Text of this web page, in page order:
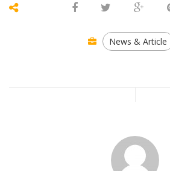
News & Article